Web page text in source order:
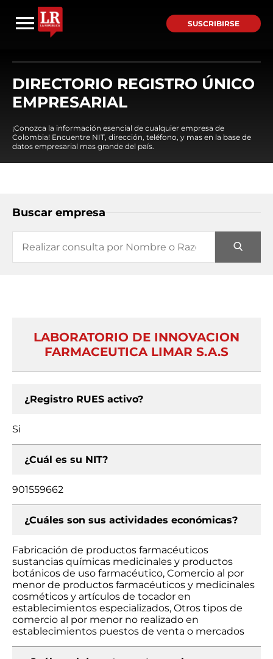
SUSCRIBIRSE
DIRECTORIO REGISTRO ÚNICO
EMPRESARIAL
¡Conozca la información esencial de cualquier empresa de
Colombia! Encuentre NIT, dirección, teléfono, y mas en la base de
datos empresarial mas grande del país.
Buscar empresa
LABORATORIO DE INNOVACION
FARMACEUTICA LIMAR S.A.S
¿Registro RUES activo?
Si
¿Cuál es su NIT?
901559662
¿Cuáles son sus actividades económicas?
Fabricación de productos farmacéuticos
sustancias químicas medicinales y productos
botánicos de uso farmacéutico, Comercio al por
menor de productos farmacéuticos y medicinales
cosméticos y artículos de tocador en
establecimientos especializados, Otros tipos de
comercio al por menor no realizado en
establecimientos puestos de venta o mercados